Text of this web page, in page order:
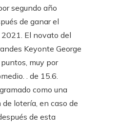
segundo año
de ganar el
El novato del
Keyonte George
muy por
. de 15.6.
como una
lotería, en caso de
de esta